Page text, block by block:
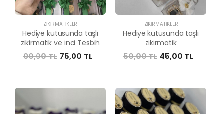
ZIKIRMATIKLER
Hediye kutusunda taşlı
zikirmatik ve inci Tesbih
90,00 TL 75,00 TL
ZIKIRMATIKLER
Hediye kutusunda taşlı
zikirmatik
50,00 TL 45,00 TL